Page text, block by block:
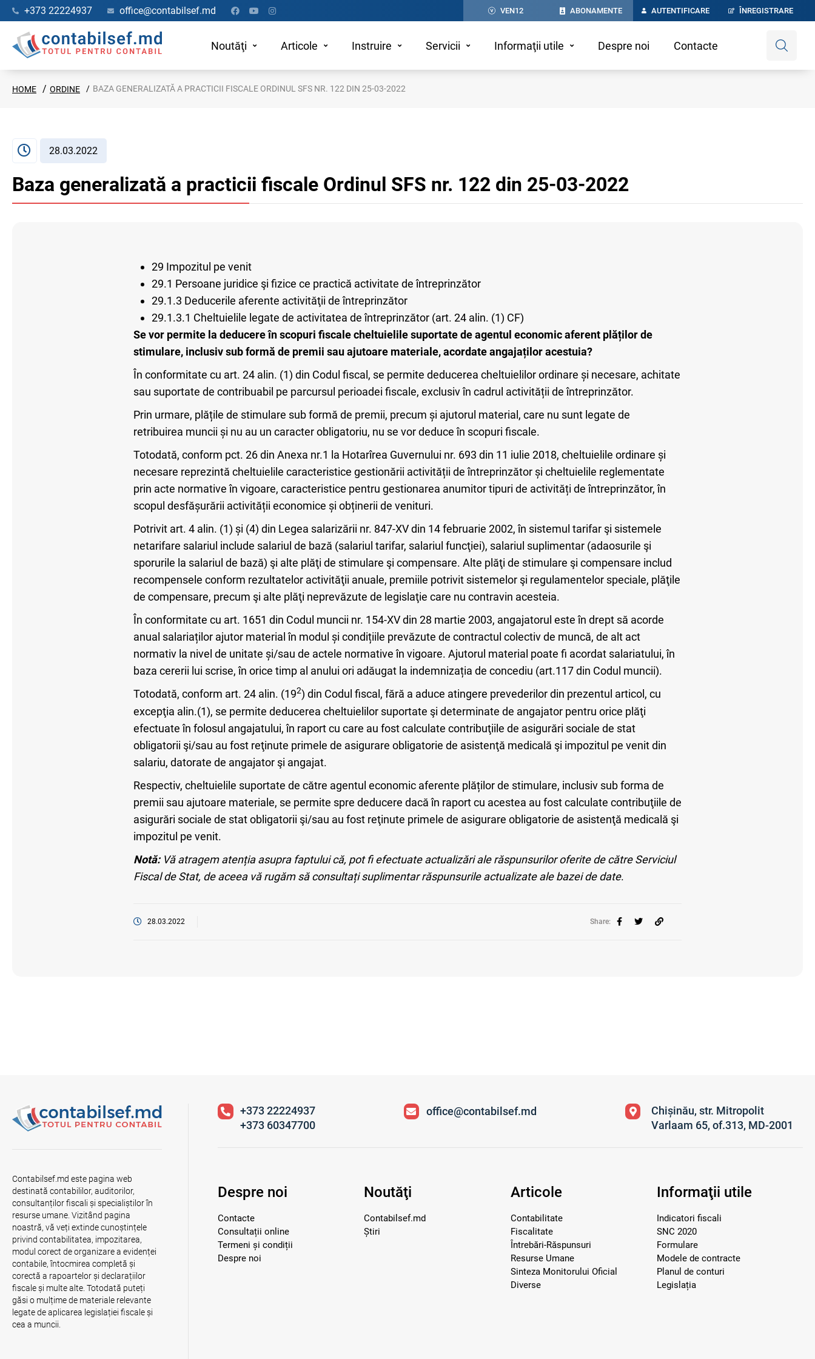
+373 22224937 office@contabilsef.md VEN12 ABONAMENTE AUTENTIFICARE ÎNREGISTRARE
Noutăţi Articole Instruire Servicii Informaţii utile Despre noi Contacte
HOME ORDINE BAZA GENERALIZATĂ A PRACTICII FISCALE ORDINUL SFS NR. 122 DIN 25-03-2022
28.03.2022
Baza generalizată a practicii fiscale Ordinul SFS nr. 122 din 25-03-2022
29 Impozitul pe venit
29.1 Persoane juridice şi fizice ce practică activitate de întreprinzător
29.1.3 Deducerile aferente activităţii de întreprinzător
29.1.3.1 Cheltuielile legate de activitatea de întreprinzător (art. 24 alin. (1) CF)
Se vor permite la deducere în scopuri fiscale cheltuielile suportate de agentul economic aferent plăților de
stimulare, inclusiv sub formă de premii sau ajutoare materiale, acordate angajaților acestuia?
În conformitate cu art. 24 alin. (1) din Codul fiscal, se permite deducerea cheltuielilor ordinare și necesare, achitate
sau suportate de contribuabil pe parcursul perioadei fiscale, exclusiv în cadrul activității de întreprinzător.
Prin urmare, plățile de stimulare sub formă de premii, precum și ajutorul material, care nu sunt legate de
retribuirea muncii și nu au un caracter obligatoriu, nu se vor deduce în scopuri fiscale.
Totodată, conform pct. 26 din Anexa nr.1 la Hotarîrea Guvernului nr. 693 din 11 iulie 2018, cheltuielile ordinare și
necesare reprezintă cheltuielile caracteristice gestionării activității de întreprinzător și cheltuielile reglementate
prin acte normative în vigoare, caracteristice pentru gestionarea anumitor tipuri de activități de întreprinzător, în
scopul desfășurării activității economice și obținerii de venituri.
Potrivit art. 4 alin. (1) și (4) din Legea salarizării nr. 847-XV din 14 februarie 2002, în sistemul tarifar şi sistemele
netarifare salariul include salariul de bază (salariul tarifar, salariul funcţiei), salariul suplimentar (adaosurile şi
sporurile la salariul de bază) şi alte plăţi de stimulare şi compensare. Alte plăţi de stimulare şi compensare includ
recompensele conform rezultatelor activităţii anuale, premiile potrivit sistemelor şi regulamentelor speciale, plăţile
de compensare, precum şi alte plăţi neprevăzute de legislaţie care nu contravin acesteia.
În conformitate cu art. 1651 din Codul muncii nr. 154-XV din 28 martie 2003, angajatorul este în drept să acorde
anual salariaților ajutor material în modul și condițiile prevăzute de contractul colectiv de muncă, de alt act
normativ la nivel de unitate și/sau de actele normative în vigoare. Ajutorul material poate fi acordat salariatului, în
baza cererii lui scrise, în orice timp al anului ori adăugat la indemnizația de concediu (art.117 din Codul muncii).
Totodată, conform art. 24 alin. (192) din Codul fiscal, fără a aduce atingere prevederilor din prezentul articol, cu
excepţia alin.(1), se permite deducerea cheltuielilor suportate şi determinate de angajator pentru orice plăţi
efectuate în folosul angajatului, în raport cu care au fost calculate contribuţiile de asigurări sociale de stat
obligatorii şi/sau au fost reţinute primele de asigurare obligatorie de asistenţă medicală şi impozitul pe venit din
salariu, datorate de angajator şi angajat.
Respectiv, cheltuielile suportate de către agentul economic aferente plăților de stimulare, inclusiv sub forma de
premii sau ajutoare materiale, se permite spre deducere dacă în raport cu acestea au fost calculate contribuţiile de
asigurări sociale de stat obligatorii şi/sau au fost reţinute primele de asigurare obligatorie de asistenţă medicală şi
impozitul pe venit.
Notă:Vă atragem atenția asupra faptului că, pot fi efectuate actualizări ale răspunsurilor oferite de către Serviciul
Fiscal de Stat, de aceea vă rugăm să consultați suplimentar răspunsurile actualizate ale bazei de date.
28.03.2022 Share:
Contabilsef.md este pagina web
destinată contabililor, auditorilor,
consultanților fiscali și specialiștilor în
resurse umane. Vizitând pagina
noastră, vă veți extinde cunoștințele
privind contabilitatea, impozitarea,
modul corect de organizare a evidenței
contabile, întocmirea completă și
corectă a rapoartelor și declarațiilor
fiscale și multe alte. Totodată puteți
găsi o mulțime de materiale relevante
legate de aplicarea legislației fiscale și
cea a muncii.
+373 22224937
+373 60347700
office@contabilsef.md
Chișinău, str. Mitropolit
Varlaam 65, of.313, MD-2001
Despre noi
Contacte
Consultații online
Termeni și condiții
Despre noi
Noutăţi
Contabilsef.md
Știri
Articole
Contabilitate
Fiscalitate
Întrebări-Răspunsuri
Resurse Umane
Sinteza Monitorului Oficial
Diverse
Informaţii utile
Indicatori fiscali
SNC 2020
Formulare
Modele de contracte
Planul de conturi
Legislația